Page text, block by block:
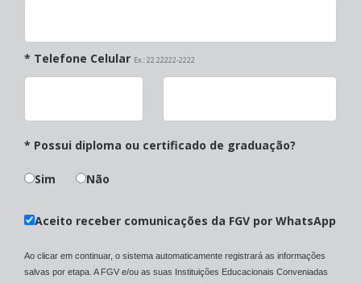
* Telefone Celular Ex.: 22 22222-2222
* Possui diploma ou certificado de graduação?
Sim Não
Aceito receber comunicações da FGV por WhatsApp
Ao clicar em continuar, o sistema automaticamente registrará as informações
salvas por etapa. A FGV e/ou as suas Instituições Educacionais Conveniadas